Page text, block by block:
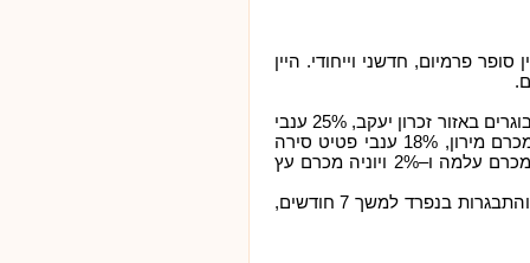
פרמיום, חדשני וייחודי. היין
היין מורכב מ–30% ענבי קריניאן מכרמים מבוגרים באזור זכרון יעקב, 25% ענבי
שיראז מכרם קאיומי, 23% ענבי פטי וורדו מכרם מירון, 18% ענבי פטיט סירה
מכרם מבוגר בהרי יהודה, 2% ענבי מלבק מכרם עלמה ו–2% ויוניה מכרם עץ
בנפרד למ
שך 7 חודשים,